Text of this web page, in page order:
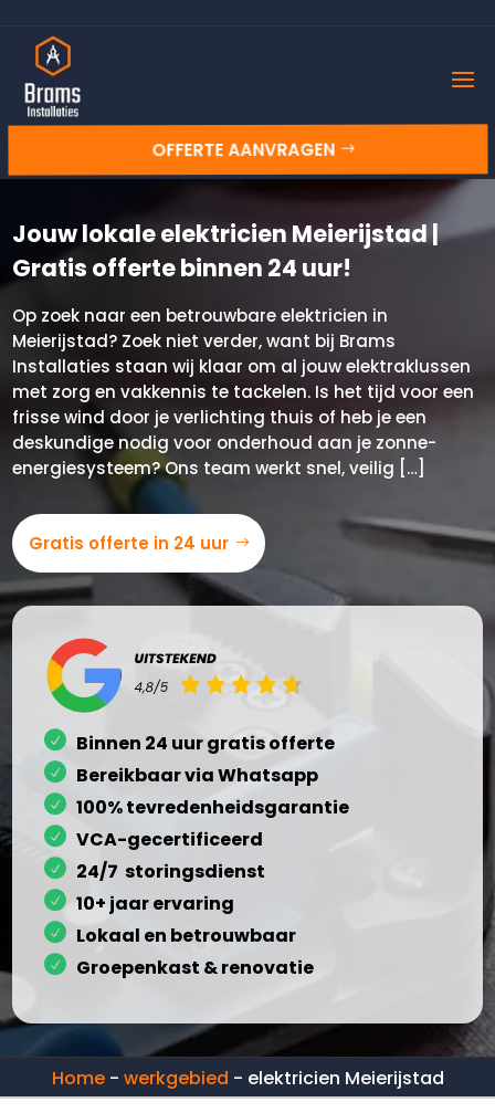
OFFERTE AANVRAGEN
Jouw lokale elektricien Meierijstad |
Gratis offerte binnen 24 uur!
Op zoek naar een betrouwbare elektricien in
Meierijstad? Zoek niet verder, want bij Brams
Installaties staan wij klaar om al jouw elektraklussen
met zorg en vakkennis te tackelen. Is het tijd voor een
frisse wind door je verlichting thuis of heb je een
deskundige nodig voor onderhoud aan je zonne-
energiesysteem? Ons team werkt snel, veilig […]
Gratis offerte in 24 uur
Binnen 24 uur gratis offerte
Bereikbaar via Whatsapp
100% tevredenheidsgarantie
VCA-gecertificeerd
24/7 storingsdienst
10+ jaar ervaring
Lokaal en betrouwbaar
Groepenkast & renovatie
Home- werkgebied - elektricien Meierijstad